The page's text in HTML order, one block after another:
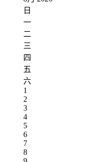
日
一
二
三
四
五
六
1
2
3
4
5
6
7
8